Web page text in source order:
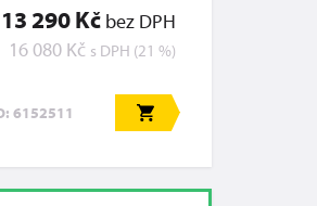
13 290 Kč bez DPH
16 080 Kč s DPH (21 %)
6152511